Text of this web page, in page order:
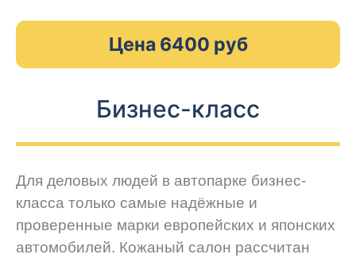
Цена 6400 руб
Бизнес-класс
Для деловых людей в автопарке бизнес-
класса только самые надёжные и
проверенные марки европейских и японских
автомобилей. Кожаный салон рассчитан